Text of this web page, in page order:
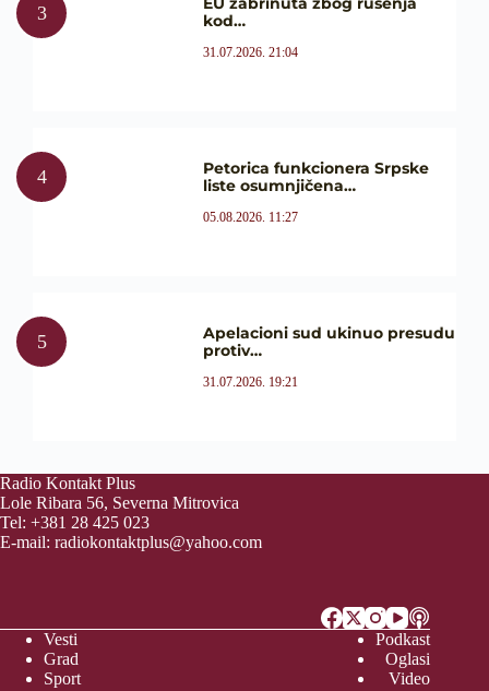
kod…
31.07.2026. 21:04
Petorica funkcionera Srpske
liste osumnjičena…
05.08.2026. 11:27
Apelacioni sud ukinuo presudu
protiv…
31.07.2026. 19:21
Radio Kontakt Plus
Lole Ribara 56, Severna Mitrovica
Tel: +381 28 425 023
E-mail: radiokontaktplus@yahoo.com
Vesti
Grad
Sport
Podkast
Oglasi
Video